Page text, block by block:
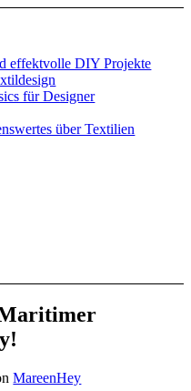
effektvolle DIY Projekte
für Designer
über Textilien
MareenHey